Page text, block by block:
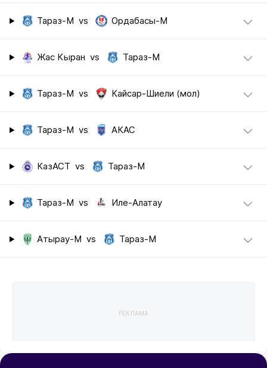
Тараз-М vs Ордабасы-М
Жас Кыран vs Тараз-М
Тараз-М vs Кайсар-Шиели (мол)
Тараз-М vs АКАС
КазАСТ vs Тараз-М
Тараз-М vs Иле-Алатау
Атырау-М vs Тараз-М
РЕКЛАМА